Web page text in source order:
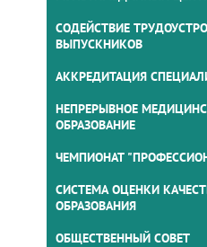
СОДЕЙСТВИЕ
ВЫПУСКНИКОВ
АККРЕДИТАЦИЯ
НЕПРЕРЫВНОЕ
ОБРАЗОВАНИЕ
ЧЕМПИОНАТ
СИСТЕМА ОЦЕНКИ
ОБРАЗОВАНИЯ
ОБЩЕСТВЕННЫЙ СОВЕТ